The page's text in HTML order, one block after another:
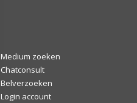
Medium zoeken
Chatconsult
Belverzoeken
Login account